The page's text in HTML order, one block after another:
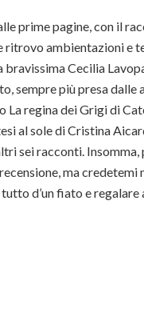
prime pagine, con il
ambientazioni e
Cecilia
sempre più presa dalle
La regina dei Grigi di
al sole di Cristina
sei racconti.
ma credetemi
d’un fiato e